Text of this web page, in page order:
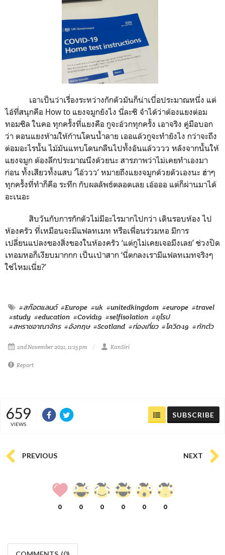
เอาเป็นว่าเรื่องระหว่างกักตัวมันก็น่าเบื่อประมาณหนึ่ง แต่
ไอ้ที่สนุกคือ How to แยงจมูกยังไง นี่ละซิ จำได้ว่าต้องแยงต่อม
ทอมซิล ในคอ ทุกครั้งที่แยงคือ กูจะอ้วกทุกครั้ง เอาจริง คู่มือบอก
ว่า ตอนแยงห้ามให้ก้านโดนน้ำลาย เออแล้วกูจะทำยังไง กว่าจะถึง
ต่อมอะไรนั้น ไม้มันแทบโดนกลืนไปทั้งอันแล้วววว หลังจากนั้นให้
แยงจมูก ต้องลึกประมาณนึงด้วยนะ สารภาพว่าไม่เคยทำเองมา
ก่อน ทั้งเสียวทั้งแสบ ‘โอ้ววว’ หมายถึงแยงจมูกด้วยตัวเองนะ ฮ่าๆ
ทุกครั้งที่ทำก็คือ ระทึก กับผลลัพธ์ตลอดเลย เอ้อออ แต่ก็ผ่านมาได้
อะเนอะ
สิบวันกับการกักตัวไม่มีอะไรมากไปกว่า เดินรอบห้อง ไป
ห้องครัว ที่เหมือนจะมีแฟลทเมท หรือเพื่อนร่วมหอ มีการ
เปลี่ยนแปลงของสิ่งของในห้องครัว ‘แต่กูไม่เคยเจอมึงเลย’ ช่วงปิด
เทอมหอก็เงียบมากกก เป็นเป่าสาก ‘นี่ตกลงเรามีแฟลทเมทจริงๆ
ใช่ไหมเนี่ย?’
#สก๊อตแลนด์ #Europe #uk #unitedkingdom #europe #travel
#study #education #Covid19 #selfisolation #ยุโรป
#สหราชอาณาจักร #อังกฤษ #Scotland #ท่องเที่ยว #โควิด-19 #กักตัว
2nd November 2021, 11:15 pm KanSiri
Report
659
VIEWS
SUBSCRIBE
PREVIOUS NEXT
0 0 0 0 0 0